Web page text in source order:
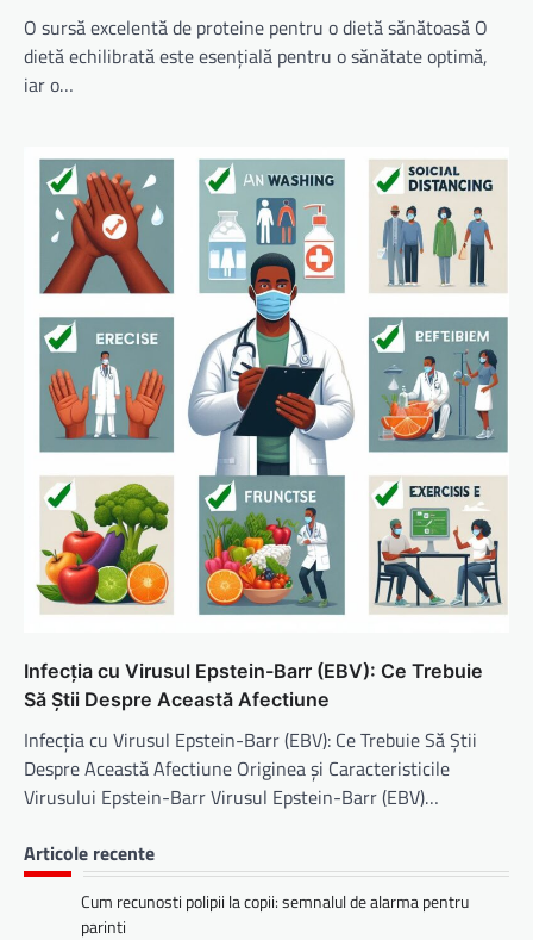
O sursă excelentă de proteine pentru o dietă sănătoasă O
dietă echilibrată este esențială pentru o sănătate optimă,
iar o…
Infecția cu Virusul Epstein-Barr (EBV): Ce Trebuie
Să Știi Despre Această Afectiune
Infecția cu Virusul Epstein-Barr (EBV): Ce Trebuie Să Știi
Despre Această Afectiune Originea și Caracteristicile
Virusului Epstein-Barr Virusul Epstein-Barr (EBV)…
Articole recente
Cum recunosti polipii la copii: semnalul de alarma pentru
parinti